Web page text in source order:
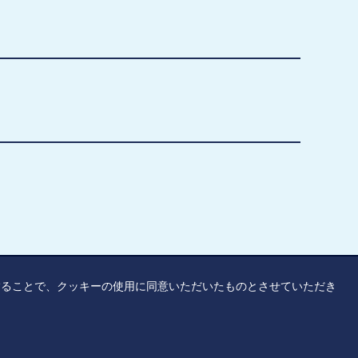
ことで、クッキーの使用に同意いただいたものとさせていただき